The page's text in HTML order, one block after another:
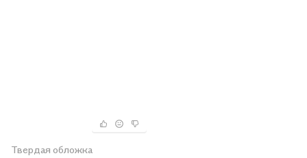
Твердая обложка